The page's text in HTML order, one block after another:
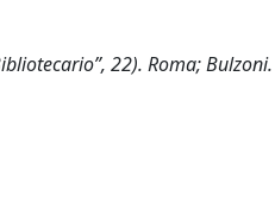
22). Roma;